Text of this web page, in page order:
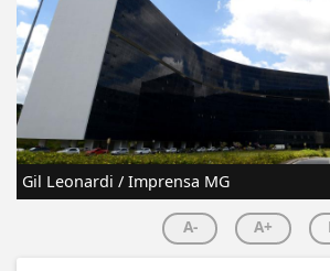
Gil Leonardi / Imprensa MG
A- A+